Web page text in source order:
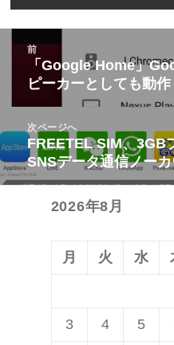
ビ
ゲ
ー
シ
前
前
の
投
稿:
「Google Home」
ピーカーとしても動作
次ページへ
次
の
FREETEL SIM、3GB
SNSデータ通信ノー
2026年8月
月 火 水
3 4 5